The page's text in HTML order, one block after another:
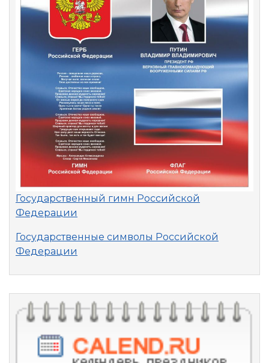
Государственный гимн Российской
Федерации
Государственные символы Российской
Федерации